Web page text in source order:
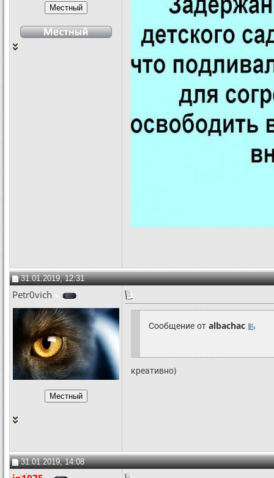
31.01.2019, 12:31
Petr0vich
Сообщение от albachac
креативно)
31.01.2019, 14:08